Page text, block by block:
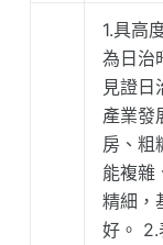
1.具高
為日治
見證日
產業發
房、粗
能複雜
精細，
好。 2.